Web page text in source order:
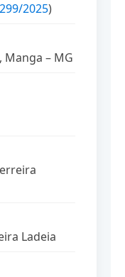
2025)
Manga – MG
Ladeia